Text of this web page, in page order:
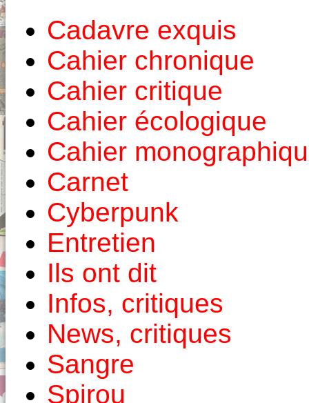
Cadavre exquis
Cahier chronique
Cahier critique
Cahier écologique
Cahier
Carnet
Cyberpunk
Entretien
Ils ont dit
Infos, critiques
News, critiques
Sangre
Spirou